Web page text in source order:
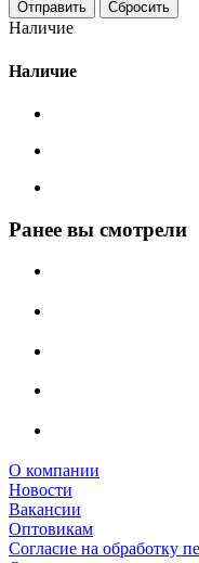
Сбросить
Наличие
Наличие
Ранее вы смотрели
О компании
Новости
Вакансии
Оптовикам
Cогласие на обработку